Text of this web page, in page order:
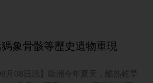
象骨骸等歷史遺物重現
月08日訊】歐洲今年夏天，酷熱乾旱